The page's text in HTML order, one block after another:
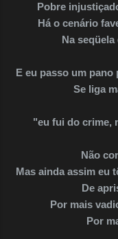
Pobre
Há o cenário
Na
E eu passo um
Se liga
"eu fui do crime,
Não
Mas ainda assim eu
De
Por mais
Por